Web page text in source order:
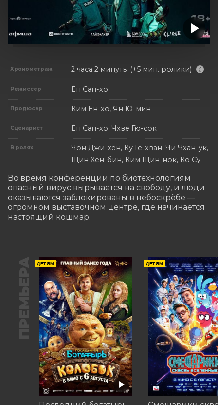
Хронометраж 2 часа 2 минуты (+5 мин. ролики)
Режиссер Ён Сан-хо
Продюсер Ким Ён-хо, Ян Ю-мин
Сценарист Ён Сан-хо, Чхве Гю-сок
В ролях
Чон Джи-хён, Ку Гё-хван, Чи Чхан-ук,
Щин Хён-бин, Ким Щин-нок, Ко Су
Во время конференции по биотехнологиям
опасный вирус вырывается на свободу, и люди
оказываются заблокированы в небоскрёбе —
огромном выставочном центре, где начинается
настоящий кошмар.
ПРЕМЬЕРА ДЕТЯМ ДЕТЯМ